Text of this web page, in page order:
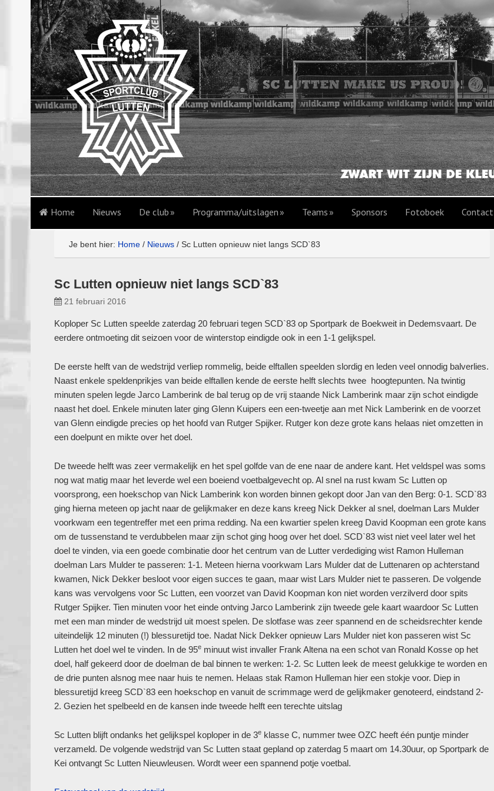
Home Nieuws De club Programma/uitslagen Teams Sponsors Fotoboek Contact
Je bent hier: Home / Nieuws / Sc Lutten opnieuw niet langs SCD`83
Sc Lutten opnieuw niet langs SCD`83
21 februari 2016
Koploper Sc Lutten speelde zaterdag 20 februari tegen SCD`83 op Sportpark de Boekweit in Dedemsvaart. De
eerdere ontmoeting dit seizoen voor de winterstop eindigde ook in een 1-1 gelijkspel.
De eerste helft van de wedstrijd verliep rommelig, beide elftallen speelden slordig en leden veel onnodig balverlies.
Naast enkele speldenprikjes van beide elftallen kende de eerste helft slechts twee hoogtepunten. Na twintig
minuten spelen legde Jarco Lamberink de bal terug op de vrij staande Nick Lamberink maar zijn schot eindigde
naast het doel. Enkele minuten later ging Glenn Kuipers een een-tweetje aan met Nick Lamberink en de voorzet
van Glenn eindigde precies op het hoofd van Rutger Spijker. Rutger kon deze grote kans helaas niet omzetten in
een doelpunt en mikte over het doel.
De tweede helft was zeer vermakelijk en het spel golfde van de ene naar de andere kant. Het veldspel was soms
nog wat matig maar het leverde wel een boeiend voetbalgevecht op. Al snel na rust kwam Sc Lutten op
voorsprong, een hoekschop van Nick Lamberink kon worden binnen gekopt door Jan van den Berg: 0-1. SCD`83
ging hierna meteen op jacht naar de gelijkmaker en deze kans kreeg Nick Dekker al snel, doelman Lars Mulder
voorkwam een tegentreffer met een prima redding. Na een kwartier spelen kreeg David Koopman een grote kans
om de tussenstand te verdubbelen maar zijn schot ging hoog over het doel. SCD`83 wist niet veel later wel het
doel te vinden, via een goede combinatie door het centrum van de Lutter verdediging wist Ramon Hulleman
doelman Lars Mulder te passeren: 1-1. Meteen hierna voorkwam Lars Mulder dat de Luttenaren op achterstand
kwamen, Nick Dekker besloot voor eigen succes te gaan, maar wist Lars Mulder niet te passeren. De volgende
kans was vervolgens voor Sc Lutten, een voorzet van David Koopman kon niet worden verzilverd door spits
Rutger Spijker. Tien minuten voor het einde ontving Jarco Lamberink zijn tweede gele kaart waardoor Sc Lutten
met een man minder de wedstrijd uit moest spelen. De slotfase was zeer spannend en de scheidsrechter kende
uiteindelijk 12 minuten (!) blessuretijd toe. Nadat Nick Dekker opnieuw Lars Mulder niet kon passeren wist Sc
Lutten het doel wel te vinden. In de 95e minuut wist invaller Frank Altena na een schot van Ronald Kosse op het
doel, half gekeerd door de doelman de bal binnen te werken: 1-2. Sc Lutten leek de meest gelukkige te worden en
de drie punten alsnog mee naar huis te nemen. Helaas stak Ramon Hulleman hier een stokje voor. Diep in
blessuretijd kreeg SCD`83 een hoekschop en vanuit de scrimmage werd de gelijkmaker genoteerd, eindstand 2-
2. Gezien het spelbeeld en de kansen inde tweede helft een terechte uitslag
Sc Lutten blijft ondanks het gelijkspel koploper in de 3e klasse C, nummer twee OZC heeft één puntje minder
verzameld. De volgende wedstrijd van Sc Lutten staat gepland op zaterdag 5 maart om 14.30uur, op Sportpark de
Kei ontvangt Sc Lutten Nieuwleusen. Wordt weer een spannend potje voetbal.